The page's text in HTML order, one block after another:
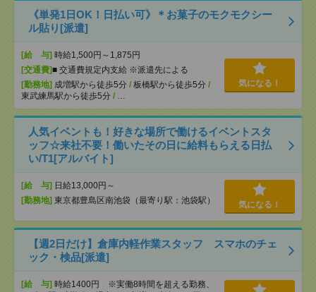
《単発1日OK！日払い可》＊お菓子のモクモクシー
ル貼り[派遣]
[給 与] 時給1,500円～1,875円
[交通費]■ 交通費規定内支給 ※派遣先による
[勤務地] 成増駅から徒歩5分 / 板橋駅から徒歩5分 /
東武練馬駅から徒歩5分 / …
気になる！
人気イベントも！好きな場所で働けるイベントスタ
ッフ☆来社不要！働いたその日に給料もらえる日払
い/T1[アルバイト]
[給 与] 日給13,000円～
[勤務地] 東京都豊島区南池袋（最寄り駅：池袋駅） 気になる！
【週2日だけ】倉庫内軽作業スタッフ スマホのチェ
ック・検品[派遣]
[給 与] 時給1400円 ※実働8時間を超える勤務、